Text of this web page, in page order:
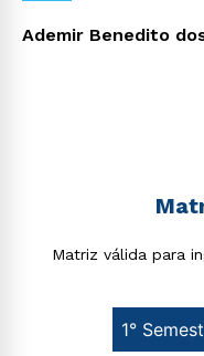
Ademir Benedito
Matriz válida para
1°
Rápido e